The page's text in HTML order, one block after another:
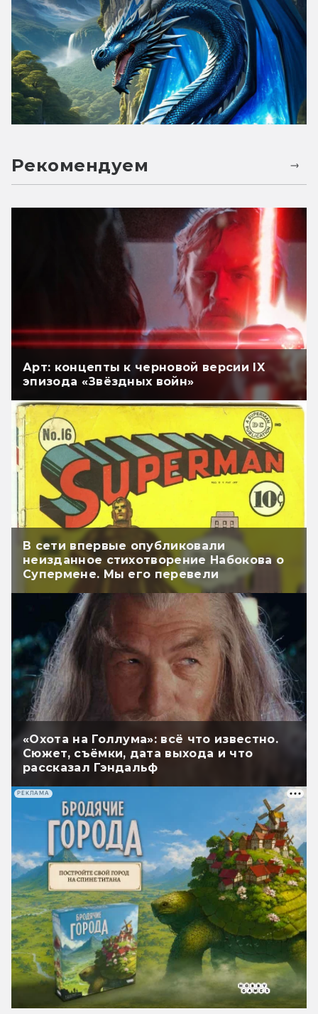
Рекомендуем
Арт: концепты к черновой версии IX
эпизода «Звёздных войн»
В сети впервые опубликовали
неизданное стихотворение Набокова о
Супермене. Мы его перевели
«Охота на Голлума»: всё что известно.
Сюжет, съёмки, дата выхода и что
рассказал Гэндальф
РЕКЛАМА